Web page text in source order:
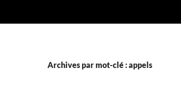
Archives par mot-clé : appels